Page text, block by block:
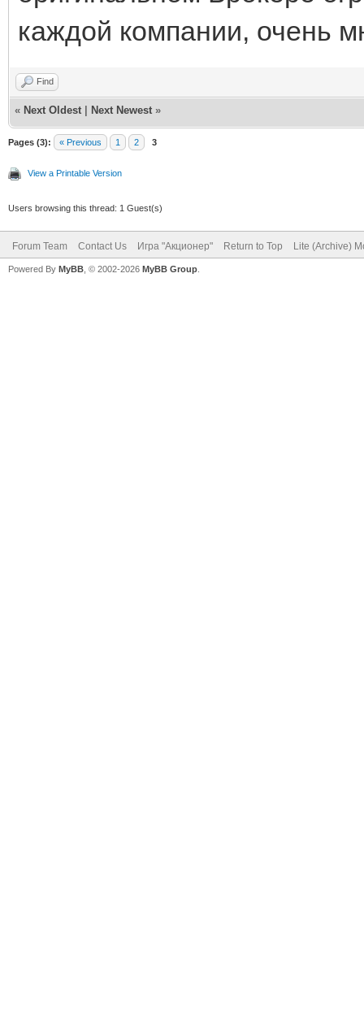
каждой компании, очень
Find
« Next Oldest Next Newest »
Pages (3): « Previous 1 2 3
View a Printable Version
Users browsing this thread: 1 Guest(s)
Forum Team Contact Us Игра "Акционер" Return to Top Lite (Archive)
Powered By MyBB , © 2002-2026 MyBB Group